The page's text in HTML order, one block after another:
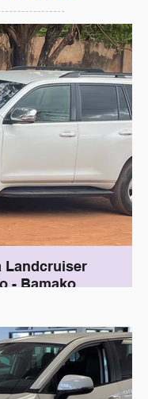
Landcruiser
- Bamako